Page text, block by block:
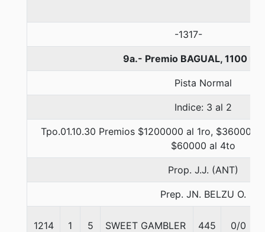
-1317-
9a.- Premio BAGUAL, 1100
Pista Normal
Indice: 3 al 2
Tpo.01.10.30 Premios $1200000 al 1ro, $360000
$60000 al 4to
Prop. J.J. (ANT)
Prep. JN. BELZU O.
1214 1 5 SWEET GAMBLER 445 0/0